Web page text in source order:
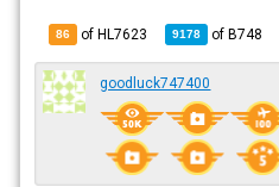
86 of HL7623 9178 ofB748
goodluck747400